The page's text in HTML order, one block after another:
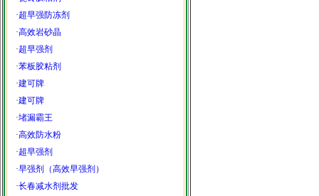
·超早强防冻剂
·高效岩砂晶
·超早强剂
·苯板胶粘剂
·建可牌
·建可牌
·堵漏霸王
·高效防水粉
·超早强剂
·早强剂（高效早强剂）
·长春减水剂批发